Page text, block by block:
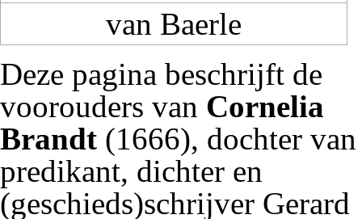
van Baerle
Deze pagina beschrijft de
voorouders van Cornelia
Brandt (1666), dochter van
predikant, dichter en
(geschieds)schrijver Gerard